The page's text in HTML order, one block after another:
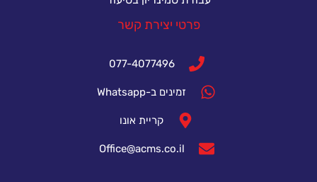
פרטי יצירת קשר
077-4077496
זמינים ב-Whatsapp
קריית אונו
Office@acms.co.il